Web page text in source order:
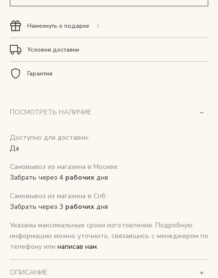
Ювелирные украшения
Одежда
Подарочная карта
Косметика для ухода
Условия
Мы в соцсетях:
+ 7 (812) 748-24-46 ENG
Намекнуть о подарке
Условия доставки
Гарантия
ПОСМОТРЕТЬ НАЛИЧИЕ
Доступно для доставки:
Да
Самовывоз из магазина в Москве:
Забрать через 4 рабочих дня
Самовывоз из магазина в Спб:
Забрать через 3 рабочих дня
Указаны максимальные сроки изготовления. Подробную
информацию можно уточнить, связавшись с менеджером по
телефону или написав нам.
ОПИСАНИЕ